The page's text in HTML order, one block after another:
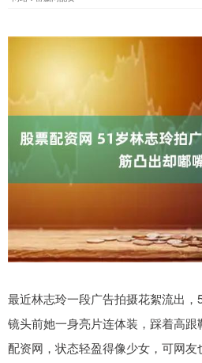
最近林志玲一段广告拍摄花絮流出，
镜头前她一身亮片连体装，踩着高
配资网，状态轻盈得像少女，可网